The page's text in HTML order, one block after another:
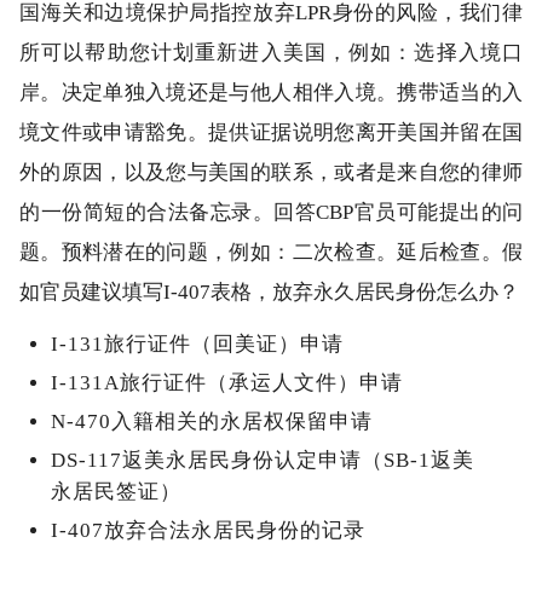
国海关和边境保护局指控放弃LPR身份的风险，我们律
所可以帮助您计划重新进入美国，例如：选择入境口
岸。决定单独入境还是与他人相伴入境。携带适当的入
境文件或申请豁免。提供证据说明您离开美国并留在国
外的原因，以及您与美国的联系，或者是来自您的律师
的一份简短的合法备忘录。回答CBP官员可能提出的问
题。预料潜在的问题，例如：二次检查。延后检查。假
如官员建议填写I-407表格，放弃永久居民身份怎么办？
I-131旅行证件（回美证）申请
I-131A旅行证件（承运人文件）申请
N-470入籍相关的永居权保留申请
DS-117返美永居民身份认定申请（SB-1返美
永居民签证）
I-407放弃合法永居民身份的记录